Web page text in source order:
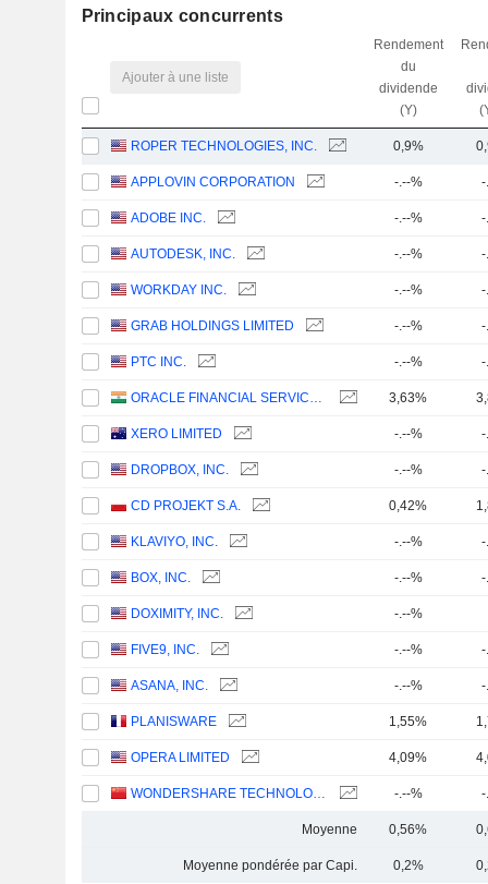
Principaux concurrents
Ajouter à une liste
Rendement
du
dividende
(Y)
ROPER TECHNOLOGIES, INC. 0,9%
APPLOVIN CORPORATION -.--% -
ADOBE INC. -.--% -
AUTODESK, INC. -.--% -
WORKDAY INC. -.--% -
GRAB HOLDINGS LIMITED -.--% -
PTC INC. -.--% -
ORACLE FINANCIAL SERVICES SOFTWARE LIMITED 3,63%
XERO LIMITED -.--% -
DROPBOX, INC. -.--% -
CD PROJEKT S.A. 0,42%
KLAVIYO, INC. -.--% -
BOX, INC. -.--% -
DOXIMITY, INC. -.--%
FIVE9, INC. -.--% -
ASANA, INC. -.--% -
PLANISWARE 1,55%
OPERA LIMITED 4,09%
WONDERSHARE TECHNOLOGY GROUP CO., LTD. -.--% -
Moyenne 0,56%
Moyenne pondérée par Capi. 0,2%